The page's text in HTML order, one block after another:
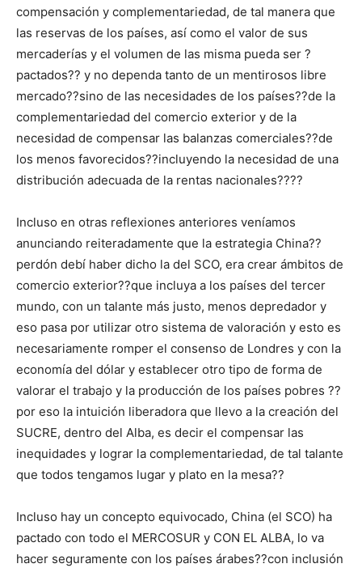
compensación y complementariedad, de tal manera que
las reservas de los países, así como el valor de sus
mercaderías y el volumen de las misma pueda ser ?
pactados?? y no dependa tanto de un mentirosos libre
mercado??sino de las necesidades de los países??de la
complementariedad del comercio exterior y de la
necesidad de compensar las balanzas comerciales??de
los menos favorecidos??incluyendo la necesidad de una
distribución adecuada de la rentas nacionales????
Incluso en otras reflexiones anteriores veníamos
anunciando reiteradamente que la estrategia China??
perdón debí haber dicho la del SCO, era crear ámbitos de
comercio exterior??que incluya a los países del tercer
mundo, con un talante más justo, menos depredador y
eso pasa por utilizar otro sistema de valoración y esto es
necesariamente romper el consenso de Londres y con la
economía del dólar y establecer otro tipo de forma de
valorar el trabajo y la producción de los países pobres ??
por eso la intuición liberadora que llevo a la creación del
SUCRE, dentro del Alba, es decir el compensar las
inequidades y lograr la complementariedad, de tal talante
que todos tengamos lugar y plato en la mesa??
Incluso hay un concepto equivocado, China (el SCO) ha
pactado con todo el MERCOSUR y CON EL ALBA, lo va
hacer seguramente con los países árabes??con inclusión